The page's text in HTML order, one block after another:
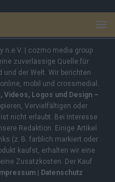
| cozmo media group
zuverlässige Quelle für
der Welt. Wir berichten
mobil und crossmedial.
Videos, Logos und Design –
Vervielfältigen oder
nicht erlaubt. Bei Interesse
Redaktion. Einige Artikel
(z. B. farblich markiert oder
kaufst, erhalten wir eine
Zusatzkosten. Der Kauf
Impressum Datenschutz